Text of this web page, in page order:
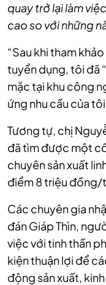
quay trở lại làm
cao so với những
“Sau khi tham
tuyển dụng, tôi đã
mặc tại khu công
ứng nhu cầu của
Tương tự, chị
đã tìm được một
chuyên sản xuất
điểm 8 triệu đồng/
Các chuyên gia
đán Giáp Thìn,
việc với tinh thần
kiện thuận lợi để
động sản xuất,